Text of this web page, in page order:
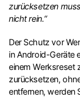
zurücksetzen
nicht rein.“
Der Schutz vor
in Android-Geräte
einem Werksreset
zurücksetzen,
entfernen, werden